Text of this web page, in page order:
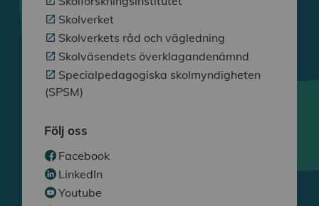
Skolverket
Skolverkets råd och vägledning
Skolväsendets överklagandenämnd
Specialpedagogiska skolmyndigheten
(SPSM)
Följ oss
Facebook
LinkedIn
Youtube